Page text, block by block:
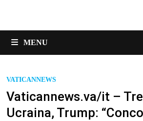
MENU
VATICANNEWS
Vaticannews.va/it –
Ucraina, Trump: